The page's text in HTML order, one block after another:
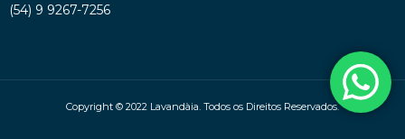
(54) 9 9267-7256
Copyright © 2022 Lavandàia. Todos os Direitos Reservados.